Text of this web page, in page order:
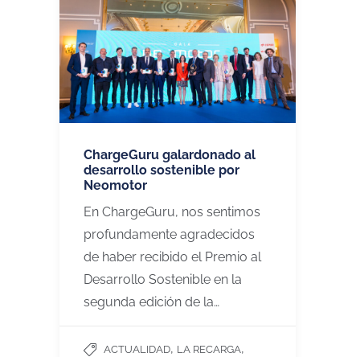
ChargeGuru galardonado al
desarrollo sostenible por
Neomotor
En ChargeGuru, nos sentimos
profundamente agradecidos
de haber recibido el Premio al
Desarrollo Sostenible en la
segunda edición de la…
ACTUALIDAD, LA RECARGA,